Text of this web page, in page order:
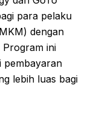
para pelaku
dengan
Program ini
pembayaran
lebih luas bagi